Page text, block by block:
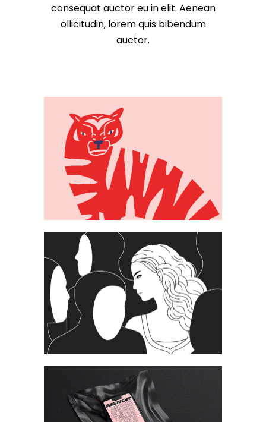
consequat auctor eu in elit. Aenean
ollicitudin, lorem quis bibendum
auctor.